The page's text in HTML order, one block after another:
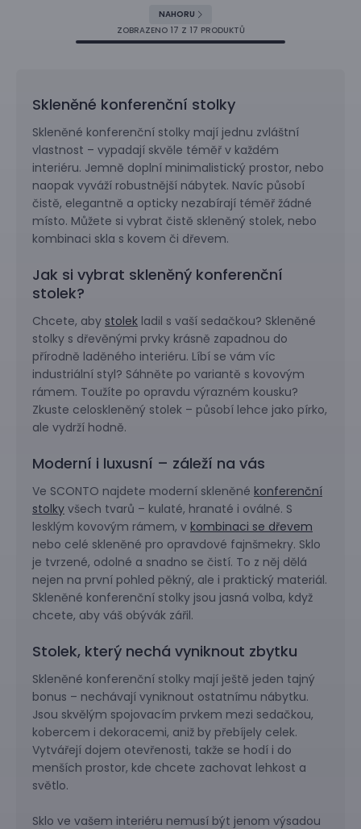
NAHORU
ZOBRAZENO 17 Z 17 PRODUKTŮ
Skleněné konferenční stolky
Skleněné konferenční stolky mají jednu zvláštní
vlastnost – vypadají skvěle téměř v každém
interiéru. Jemně doplní minimalistický prostor, nebo
naopak vyváží robustnější nábytek. Navíc působí
čistě, elegantně a opticky nezabírají téměř žádné
místo. Můžete si vybrat čistě skleněný stolek, nebo
kombinaci skla s kovem či dřevem.
Jak si vybrat skleněný konferenční
stolek?
Chcete, aby stolek ladil s vaší sedačkou? Skleněné
stolky s dřevěnými prvky krásně zapadnou do
přírodně laděného interiéru. Líbí se vám víc
industriální styl? Sáhněte po variantě s kovovým
rámem. Toužíte po opravdu výrazném kousku?
Zkuste celoskleněný stolek – působí lehce jako pírko,
ale vydrží hodně.
Moderní i luxusní – záleží na vás
Ve SCONTO najdete moderní skleněné konferenční
stolky všech tvarů – kulaté, hranaté i oválné. S
lesklým kovovým rámem, v kombinaci se dřevem
nebo celé skleněné pro opravdové fajnšmekry. Sklo
je tvrzené, odolné a snadno se čistí. To z něj dělá
nejen na první pohled pěkný, ale i praktický materiál.
Skleněné konferenční stolky jsou jasná volba, když
chcete, aby váš obývák zářil.
Stolek, který nechá vyniknout zbytku
Skleněné konferenční stolky mají ještě jeden tajný
bonus – nechávají vyniknout ostatnímu nábytku.
Jsou skvělým spojovacím prvkem mezi sedačkou,
kobercem i dekoracemi, aniž by přebíjely celek.
Vytvářejí dojem otevřenosti, takže se hodí i do
menších prostor, kde chcete zachovat lehkost a
světlo.
Sklo ve vašem interiéru nemusí být jenom výsadou